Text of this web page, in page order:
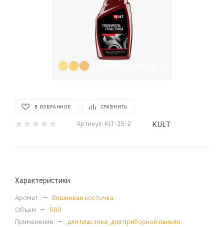
В ИЗБРАННОЕ СРАВНИТЬ
Артикул: KLT-25-2 KULT
Характеристики
Аромат — Вишневая косточка
Объем — 500
Применение — для пластика, для приборной панели